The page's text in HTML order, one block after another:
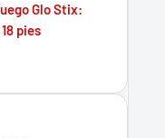
Glo Stix:
pies